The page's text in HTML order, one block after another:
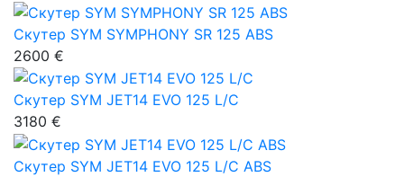
Скутер SYM SYMPHONY SR 125 ABS
2600 €
Скутер SYM JET14 EVO 125 L/C
3180 €
Скутер SYM JET14 EVO 125 L/C ABS